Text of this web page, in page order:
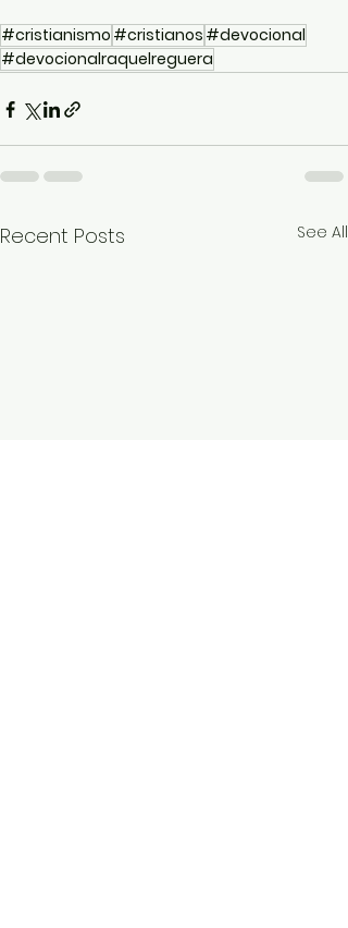
#cristianismo #cristianos #devocional
#devocionalraquelreguera
Recent Posts See All